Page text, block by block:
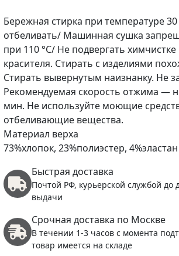
Бережная стирка при температуре
отбеливать/ Машинная сушка
при 110 °C/ Не подвергать
красителя. Стирать с изделиями
Стирать вывернутым наизнанку. Не
Рекомендуемая скорость отжима —
мин. Не используйте моющие
отбеливающие вещества.
Материал верха
73%хлопок, 23%полиэстер, 4%эластан
Быстрая доставка
Почтой РФ, курьерской службой до
выдачи
Срочная доставка по Москве
В течении 1-3 часов с момента
товар имеется на складе